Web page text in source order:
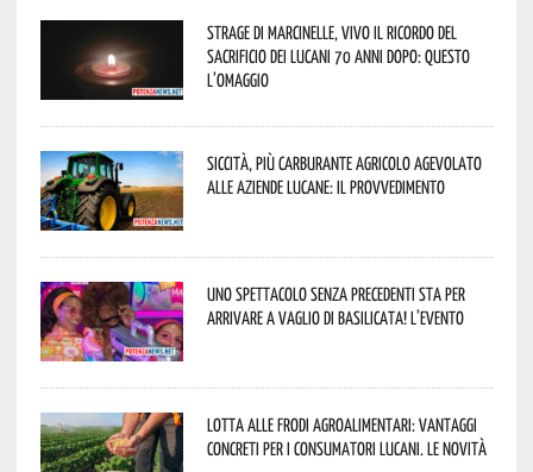
Strage di Marcinelle, vivo il ricordo del
sacrificio dei lucani 70 anni dopo: questo
l’omaggio
Siccità, più carburante agricolo agevolato
alle aziende lucane: il provvedimento
Uno spettacolo senza precedenti sta per
arrivare a Vaglio di Basilicata! L’evento
Lotta alle frodi agroalimentari: vantaggi
concreti per i consumatori lucani. Le novità